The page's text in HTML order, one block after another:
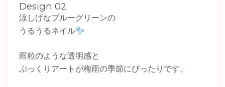
Design 02
涼しげなブルーグリーンの
うるうるネイル
雨粒のような透明感と
ぷっくりアートが梅雨の季節にぴったりです。